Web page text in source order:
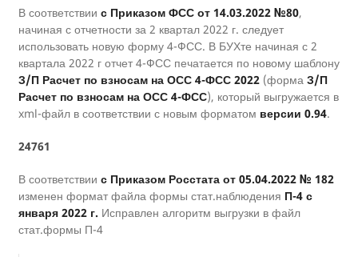
В соответствии с Приказом ФСС от 14.03.2022 №80,
начиная с отчетности за 2 квартал 2022 г. следует
использовать новую форму 4-ФСС. В БУХте начиная с 2
квартала 2022 г отчет 4-ФСС печатается по новому шаблону
З/П Расчет по взносам на ОСС 4-ФСС 2022 (форма З/П
Расчет по взносам на ОСС 4-ФСС), который выгружается в
xml-файл в соответствии с новым форматом версии 0.94.
24761
В соответствии с Приказом Росстата от 05.04.2022 № 182
изменен формат файла формы стат.наблюдения П-4 с
января 2022 г. Исправлен алгоритм выгрузки в файл
стат.формы П-4